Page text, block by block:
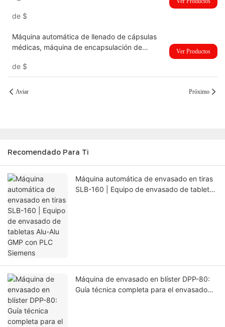
de $
Máquina automática de llenado de cápsulas
médicas, máquina de encapsulación de
gránulos de polvo completamente automática
Njp-3800D
de $
Ver Productos
Aviar Próximo
Recomendado Para Ti
Máquina automática de envasado en tiras
SLB-160 | Equipo de envasado de tabletas
Máquina de envasado en blíster DPP-80:
Guía técnica completa para el envasado